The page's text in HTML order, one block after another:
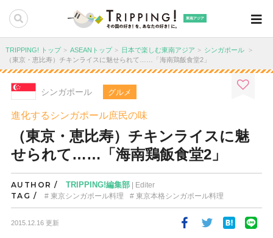
東南アジア
TRIPPING! トップ ASEANトップ 日本で楽しむ東南アジア
シンガポール
（東京・恵比寿）チキンライスに魅せられて……「海南鶏飯食堂2」
シンガポール グルメ
進化するシンガポール庶民の味
（東京・恵比寿）チキンライスに魅
せられて……「海南鶏飯食堂2」
AUTHOR / TRIPPING!編集部| Editer
TAG / 東京シンガポール料理 東京本格シンガポール料理
2015.12.16 更新